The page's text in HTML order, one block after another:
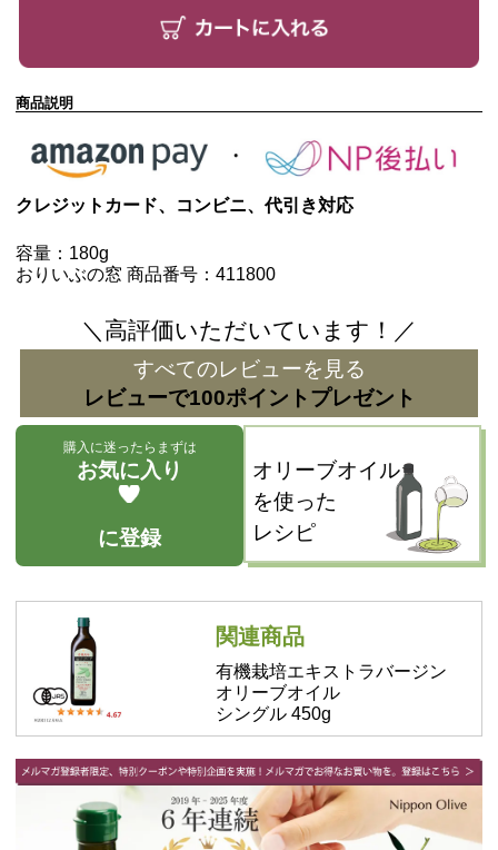
商品説明
クレジットカード、コンビニ、代引き対応
容量：180g
おりいぶの窓 商品番号：411800
＼高評価いただいています！／
すべてのレビューを見る
レビューで100ポイントプレゼント
購入に迷ったらまずは
お気に入り
に登録
オリーブオイル
を使った
レシピ
関連商品
有機栽培エキストラバージン
オリーブオイル
シングル 450g